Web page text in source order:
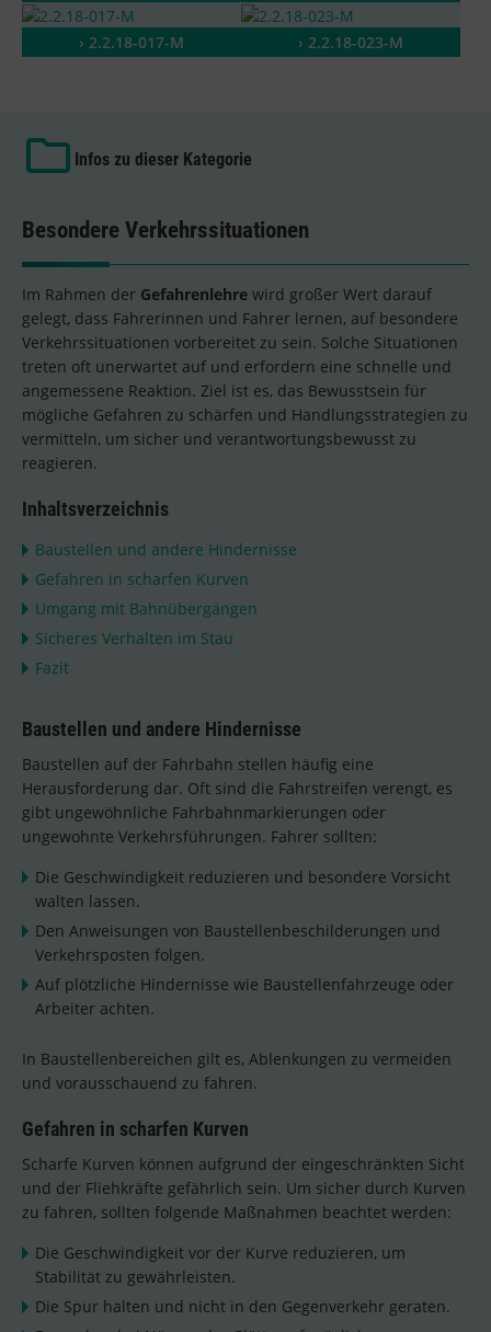
› 2.2.18-017-M › 2.2.18-023-M
Infos zu dieser Kategorie
Besondere Verkehrssituationen
Im Rahmen der Gefahrenlehre wird großer Wert darauf
gelegt, dass Fahrerinnen und Fahrer lernen, auf besondere
Verkehrssituationen vorbereitet zu sein. Solche Situationen
treten oft unerwartet auf und erfordern eine schnelle und
angemessene Reaktion. Ziel ist es, das Bewusstsein für
mögliche Gefahren zu schärfen und Handlungsstrategien zu
vermitteln, um sicher und verantwortungsbewusst zu
reagieren.
Inhaltsverzeichnis
Baustellen und andere Hindernisse
Gefahren in scharfen Kurven
Umgang mit Bahnübergängen
Sicheres Verhalten im Stau
Fazit
Baustellen und andere Hindernisse
Baustellen auf der Fahrbahn stellen häufig eine
Herausforderung dar. Oft sind die Fahrstreifen verengt, es
gibt ungewöhnliche Fahrbahnmarkierungen oder
ungewohnte Verkehrsführungen. Fahrer sollten:
Die Geschwindigkeit reduzieren und besondere Vorsicht
walten lassen.
Den Anweisungen von Baustellenbeschilderungen und
Verkehrsposten folgen.
Auf plötzliche Hindernisse wie Baustellenfahrzeuge oder
Arbeiter achten.
In Baustellenbereichen gilt es, Ablenkungen zu vermeiden
und vorausschauend zu fahren.
Gefahren in scharfen Kurven
Scharfe Kurven können aufgrund der eingeschränkten Sicht
und der Fliehkräfte gefährlich sein. Um sicher durch Kurven
zu fahren, sollten folgende Maßnahmen beachtet werden:
Die Geschwindigkeit vor der Kurve reduzieren, um
Stabilität zu gewährleisten.
Die Spur halten und nicht in den Gegenverkehr geraten.